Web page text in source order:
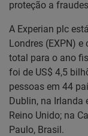
proteção a
A Experian plc
Londres (EXPN) e
total para o ano
foi de US$ 4,5
pessoas em 44
Dublin, na Irlanda
Reino Unido; na
Paulo, Brasil.